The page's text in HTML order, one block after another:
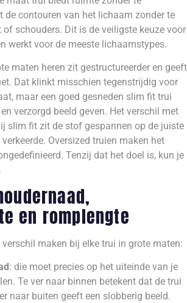
de contouren van het lichaam zonder te
of schouders. Dit is de veiligste keuze voor
werkt voor de meeste lichaamstypes.
maten heren zit gestructureerder en geeft
Dat klinkt misschien tegenstrijdig voor
maar een goed gesneden slim fit trui
verzorgd beeld geven. Het verschil met
slim fit zit de stof gespannen op de juiste
Oversized truien maken het
Tenzij dat het doel is, kun je
en romplengte
maken bij elke trui in grote maten:
: die moet precies op het uiteinde van je
Te ver naar binnen betekent dat de trui
naar buiten geeft een slobberig beeld.